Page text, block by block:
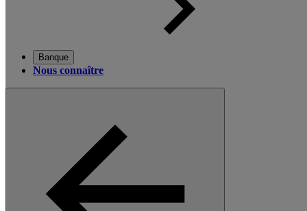
Banque
Nous connaître